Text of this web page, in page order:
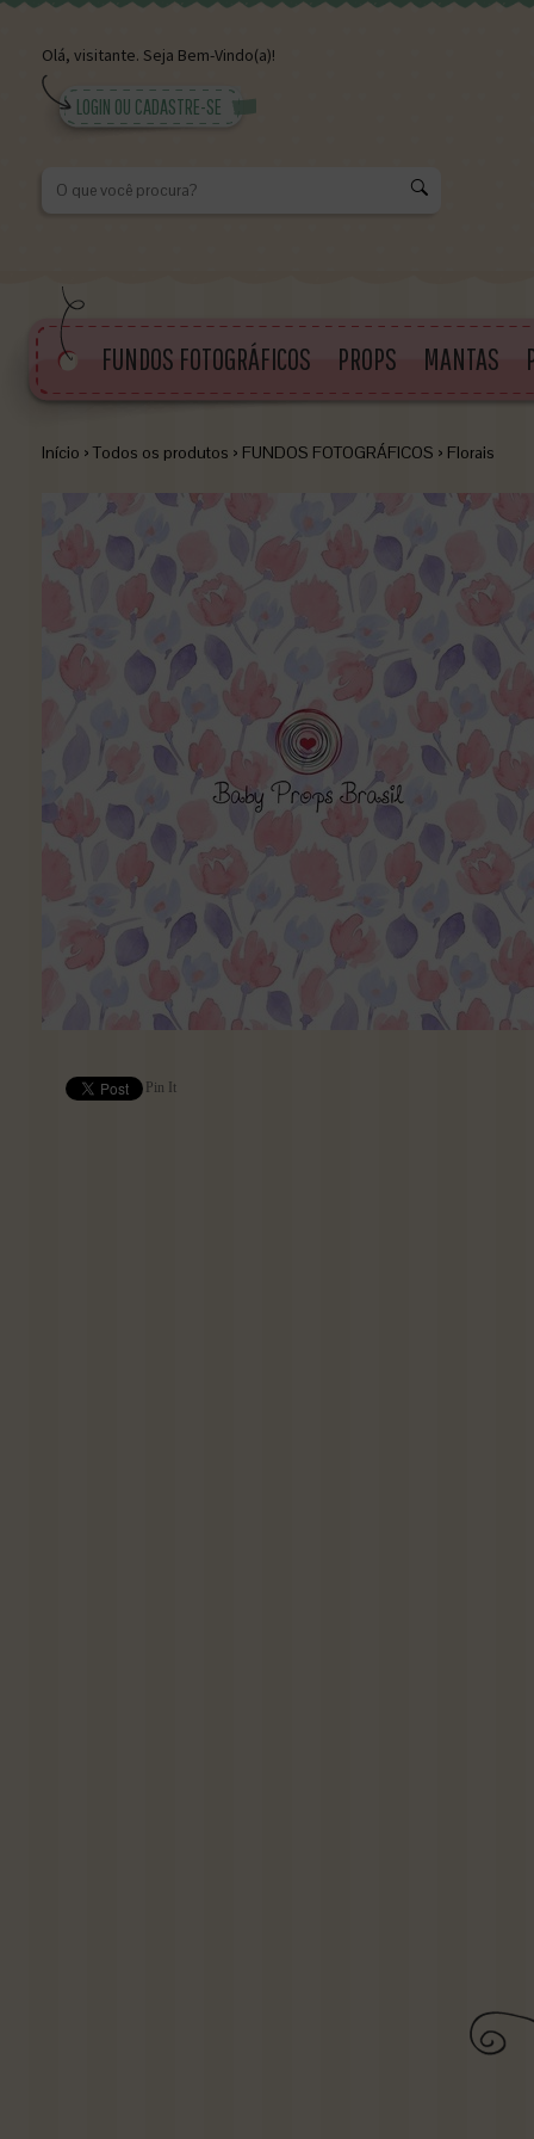
Olá, visitante. Seja Bem-Vindo(a)!
LOGIN OU CADASTRE-SE
K
FUNDOS FOTOGRÁFICOS PROPS MANTAS
Início › Todos os produtos › FUNDOS FOTOGRÁFICOS › Florais
Pin It